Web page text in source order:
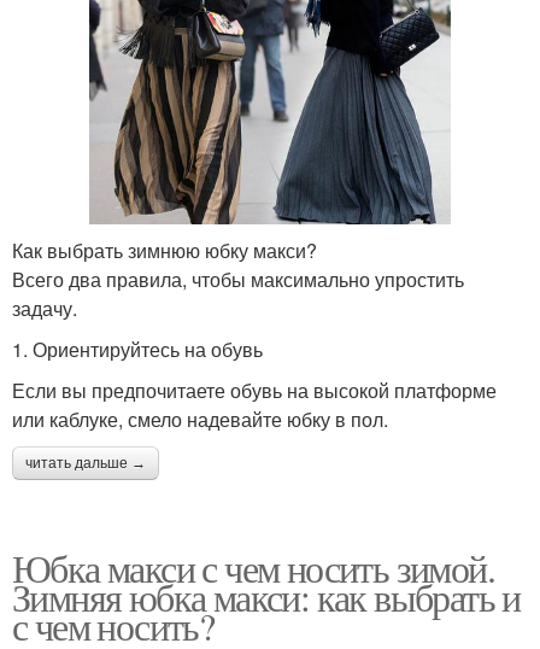
Как выбрать зимнюю юбку макси?
Всего два правила, чтобы максимально упростить
задачу.
1. Ориентируйтесь на обувь
Если вы предпочитаете обувь на высокой платформе
или каблуке, смело надевайте юбку в пол.
читать дальше →
Юбка макси с чем носить зимой.
Зимняя юбка макси: как выбрать и
с чем носить?